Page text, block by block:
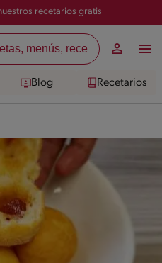
recetarios gratis
Blog Recetarios